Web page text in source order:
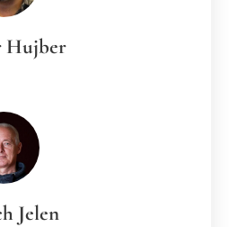
Hujber
Jelen